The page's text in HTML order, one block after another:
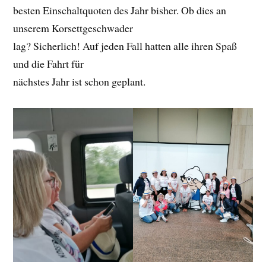
besten Einschaltquoten des Jahr bisher. Ob dies an
unserem Korsettgeschwader
lag? Sicherlich! Auf jeden Fall hatten alle ihren Spaß
und die Fahrt für
nächstes Jahr ist schon geplant.